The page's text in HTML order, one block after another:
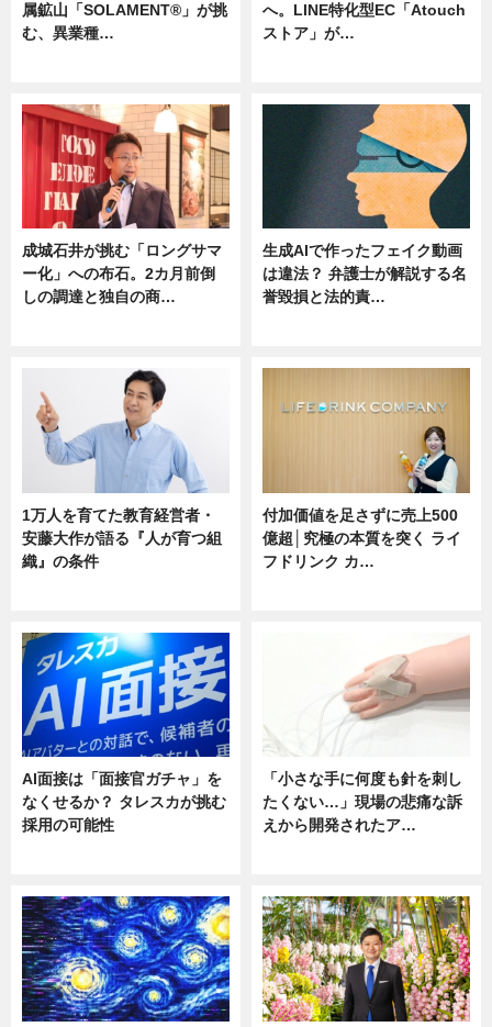
属鉱山「SOLAMENT®」が挑
む、異業種…
へ。LINE特化型EC「Atouch
ストア」が…
成城石井が挑む「ロングサマ
ー化」への布石。2カ月前倒
しの調達と独自の商…
生成AIで作ったフェイク動画
は違法？ 弁護士が解説する名
誉毀損と法的責…
1万人を育てた教育経営者・
安藤大作が語る『人が育つ組
織』の条件
付加価値を足さずに売上500
億超│究極の本質を突く ライ
フドリンク カ…
AI面接は「面接官ガチャ」を
なくせるか？ タレスカが挑む
採用の可能性
「小さな手に何度も針を刺し
たくない…」現場の悲痛な訴
えから開発されたア…